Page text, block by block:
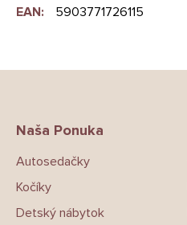
EAN: 5903771726115
Naša Ponuka
Autosedačky
Kočíky
Detský nábytok